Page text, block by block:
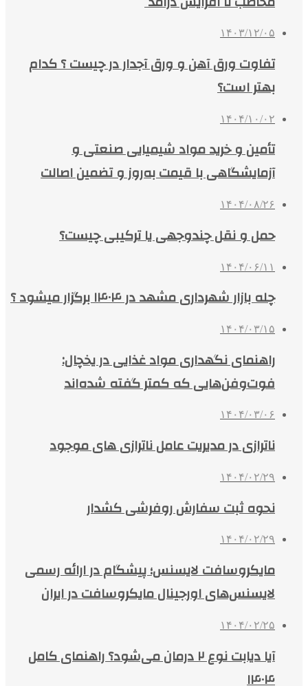
۱۴۰۳/۱۲/۰۵
تفاوت ورق آهن و ورق آجدار در چیست ؟ کدام
بهتر است؟
۱۴۰۴/۱۰/۰۲
تأمین و خرید مواد شیمیایی صنعتی و
آزمایشگاهی با قیمت به‌روز و تضمین اصالت
۱۴۰۴/۰۸/۲۶
حمل و نقل چندوجهی یا ترکیبی چیست؟
۱۴۰۴/۰۶/۱۱
چله بازار شهرداری مشهد در ۱۴۰۴ برگزار میشود ؟
۱۴۰۴/۰۳/۱۵
راهنمای نگهداری مواد غذایی در یخچال:
فوت‌وفن‌هایی که کمتر گفته شده‌اند
۱۴۰۴/۰۳/۰۶
ناترازی در مدیریت عامل ناترازی های موجود
۱۴۰۴/۰۲/۲۹
نحوه ثبت سفارش روفرشی کشدار
۱۴۰۴/۰۲/۲۹
مایکروسافت لایسنس؛ پیشگام در ارائه رسمی
لایسنس‌های اورجینال مایکروسافت در ایران
۱۴۰۴/۰۲/۲۵
آیا دیابت نوع ۲ درمان می‌شود؟ راهنمای کامل
۱۴۰۴